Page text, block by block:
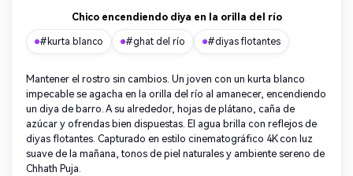
Chico encendiendo diya en la orilla del río
#kurta blanco #ghat del río #diyas flotantes
Mantener el rostro sin cambios. Un joven con un kurta blanco
impecable se agacha en la orilla del río al amanecer, encendiendo
un diya de barro. A su alrededor, hojas de plátano, caña de
azúcar y ofrendas bien dispuestas. El agua brilla con reflejos de
diyas flotantes. Capturado en estilo cinematográfico 4K con luz
suave de la mañana, tonos de piel naturales y ambiente sereno de
Chhath Puja.